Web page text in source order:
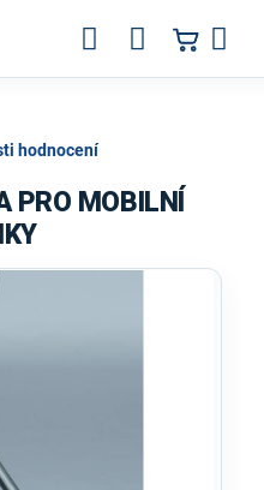
hodnocení
PRO MOBILNÍ